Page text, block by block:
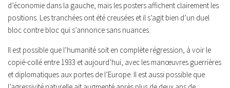
d’économie dans la gauche, mais les posters affichent clairement les
positions. Les tranchées ont été creusées et il s’agit bien d’un duel
bloc contre bloc qui s’annonce sans nuances.
Il est possible que l’humanité soit en complète régression, à voir le
copié-collé entre 1933 et aujourd’hui, avec les manœuvres guerrières
et diplomatiques aux portes de l’Europe. Il est aussi possible que